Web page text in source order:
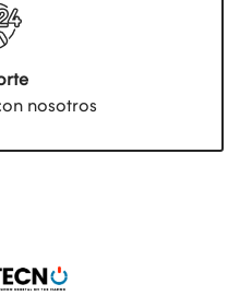
nosotros